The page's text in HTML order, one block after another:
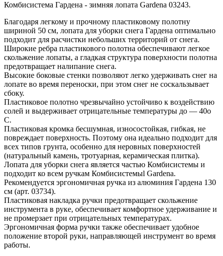
Комбисистема Гардена - зимняя лопата Gardena 03243.
Благодаря легкому и прочному пластиковому полотну
шириной 50 см, лопата для уборки снега Гардена оптимально
подходит для расчистки небольших территорий от снега.
Широкие ребра пластикового полотна обеспечивают легкое
скольжение лопаты, а гладкая структура поверхности полотна
предотвращает налипание снега.
Высокие боковые стенки позволяют легко удерживать снег на
лопате во время переноски, при этом снег не соскальзывает
сбоку.
Пластиковое полотно чрезвычайно устойчиво к воздействию
солей и выдерживает отрицательные температуры до — 40о
C.
Пластиковая кромка бесшумная, износостойкая, гибкая, не
повреждает поверхность. Поэтому она идеально подходит для
всех типов грунта, особенно для неровных поверхностей
(натуральный камень, тротуарная, керамическая плитка).
Лопата для уборки снега является частью Комбисистемы и
подходит ко всем ручкам Комбисистемыl Gardena.
Рекомендуется эргономичная ручка из алюминия Гардена 130
см (арт. 03734).
Пластиковая накладка ручки предотвращает скольжение
инструмента в руке, обеспечивает комфортное удерживание и
не промерзает при отрицательных температурах.
Эргономичная форма ручки также обеспечивает удобное
положение второй руки, направляющей инструмент во время
работы.